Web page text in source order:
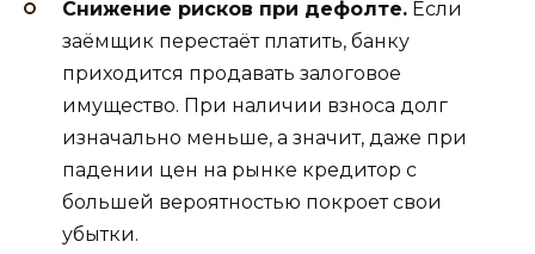
Снижение рисков при дефолте. Если
заёмщик перестаёт платить, банку
приходится продавать залоговое
имущество. При наличии взноса долг
изначально меньше, а значит, даже при
падении цен на рынке кредитор с
большей вероятностью покроет свои
убытки.